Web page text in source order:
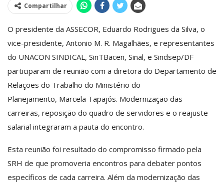
Compartilhar
O presidente da ASSECOR, Eduardo Rodrigues da Silva, o
vice-presidente, Antonio M. R. Magalhães, e representantes
do UNACON SINDICAL, SinTBacen, Sinal, e Sindsep/DF
participaram de reunião com a diretora do Departamento de
Relações do Trabalho do Ministério do
Planejamento, Marcela Tapajós. Modernização das
carreiras, reposição do quadro de servidores e o reajuste
salarial integraram a pauta do encontro.
Esta reunião foi resultado do compromisso firmado pela
SRH de que promoveria encontros para debater pontos
específicos de cada carreira. Além da modernização das